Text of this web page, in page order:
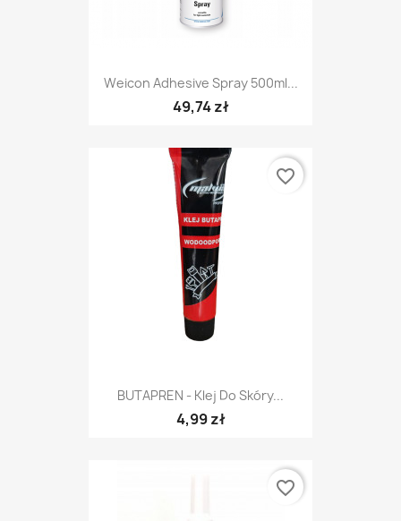
Weicon Adhesive Spray 500ml...
49,74 zł
BUTAPREN - Klej Do Skóry...
4,99 zł
favorite_border
favorite_border